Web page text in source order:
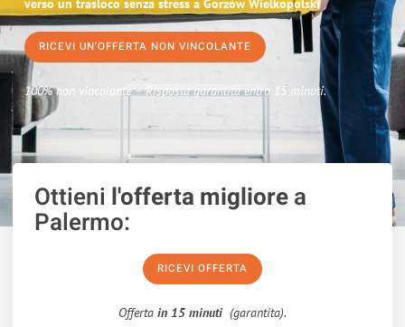
verso un trasloco senza stress a Gorzów Wielkopolski
RICEVI UN'OFFERTA NON VINCOLANTE
100% non vincolante – Risposta garantita entro 15 minuti.
Ottieni l'offerta migliorea
Palermo:
RICEVI OFFERTA
Offerta in 15 minuti (garantita).